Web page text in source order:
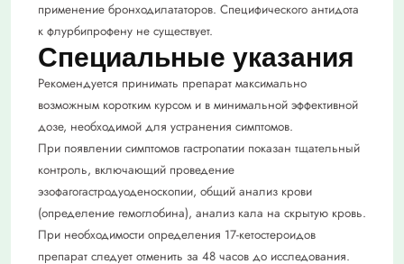
применение бронходилататоров. Специфического антидота
к флурбипрофену не существует.
Специальные указания
Рекомендуется принимать препарат максимально
возможным коротким курсом и в минимальной эффективной
дозе, необходимой для устранения симптомов.
При появлении симптомов гастропатии показан тщательный
контроль, включающий проведение
эзофагогастродуоденоскопии, общий анализ крови
(определение гемоглобина), анализ кала на скрытую кровь.
При необходимости определения 17-кетостероидов
препарат следует отменить за 48 часов до исследования.